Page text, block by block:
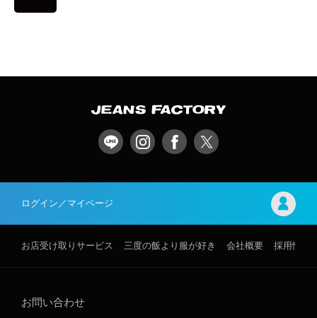
ログイン／マイページ
お店受け取りサービス 三度の飯より服が好き 会社概要 採用情報
お問い合わせ